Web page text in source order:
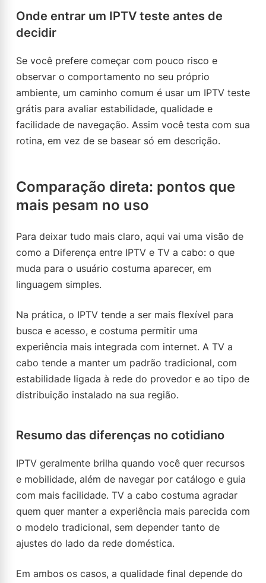
Onde entrar um IPTV teste antes de
decidir
Se você prefere começar com pouco risco e
observar o comportamento no seu próprio
ambiente, um caminho comum é usar um IPTV teste
grátis para avaliar estabilidade, qualidade e
facilidade de navegação. Assim você testa com sua
rotina, em vez de se basear só em descrição.
Comparação direta: pontos que
mais pesam no uso
Para deixar tudo mais claro, aqui vai uma visão de
como a Diferença entre IPTV e TV a cabo: o que
muda para o usuário costuma aparecer, em
linguagem simples.
Na prática, o IPTV tende a ser mais flexível para
busca e acesso, e costuma permitir uma
experiência mais integrada com internet. A TV a
cabo tende a manter um padrão tradicional, com
estabilidade ligada à rede do provedor e ao tipo de
distribuição instalado na sua região.
Resumo das diferenças no cotidiano
IPTV geralmente brilha quando você quer recursos
e mobilidade, além de navegar por catálogo e guia
com mais facilidade. TV a cabo costuma agradar
quem quer manter a experiência mais parecida com
o modelo tradicional, sem depender tanto de
ajustes do lado da rede doméstica.
Em ambos os casos, a qualidade final depende do